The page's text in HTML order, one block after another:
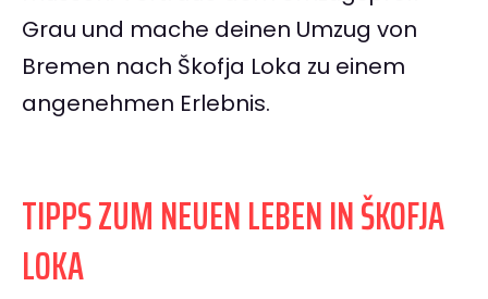
Grau und mache deinen Umzug von
Bremen nach Škofja Loka zu einem
angenehmen Erlebnis.
TIPPS ZUM NEUEN LEBEN IN ŠKOFJA
LOKA